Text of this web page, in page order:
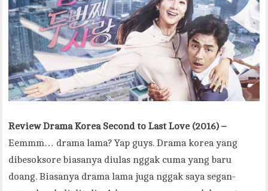
Review Drama Korea Second to Last Love (2016) –
Eemmm… drama lama? Yap guys. Drama korea yang
dibesoksore biasanya diulas nggak cuma yang baru
doang. Biasanya drama lama juga nggak saya segan-